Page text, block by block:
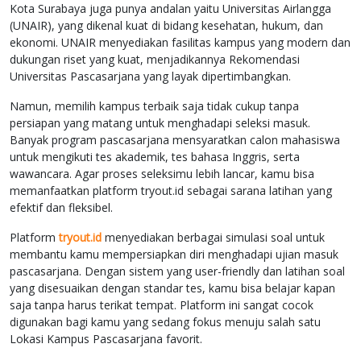
Kota Surabaya juga punya andalan yaitu Universitas Airlangga
(UNAIR), yang dikenal kuat di bidang kesehatan, hukum, dan
ekonomi. UNAIR menyediakan fasilitas kampus yang modern dan
dukungan riset yang kuat, menjadikannya Rekomendasi
Universitas Pascasarjana yang layak dipertimbangkan.
Namun, memilih kampus terbaik saja tidak cukup tanpa
persiapan yang matang untuk menghadapi seleksi masuk.
Banyak program pascasarjana mensyaratkan calon mahasiswa
untuk mengikuti tes akademik, tes bahasa Inggris, serta
wawancara. Agar proses seleksimu lebih lancar, kamu bisa
memanfaatkan platform tryout.id sebagai sarana latihan yang
efektif dan fleksibel.
Platformtryout.id menyediakan berbagai simulasi soal untuk
membantu kamu mempersiapkan diri menghadapi ujian masuk
pascasarjana. Dengan sistem yang user-friendly dan latihan soal
yang disesuaikan dengan standar tes, kamu bisa belajar kapan
saja tanpa harus terikat tempat. Platform ini sangat cocok
digunakan bagi kamu yang sedang fokus menuju salah satu
Lokasi Kampus Pascasarjana favorit.